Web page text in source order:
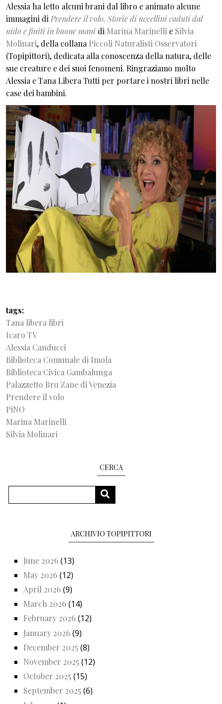
Alessia ha letto alcuni brani dal libro e animato alcune
immagini di Prendere il volo. Storie di uccellini caduti dal
nido e finiti in buone mani di Marina Marinelli e Silvia
Molinari, della collana Piccoli Naturalisti Osservatori
(Topipittori), dedicata alla conoscenza della natura, delle
sue creature e dei suoi fenomeni. Ringraziamo molto
Alessia e Tana Libera Tutti per portare i nostri libri nelle
case dei bambini.
tags
Tana libera libri
Icaro TV
Alessia Canducci
Biblioteca Comunale di Imola
Biblioteca Civica Gambalunga
Palazzetto Bru Zane di Venezia
Prendere il volo
PiNO
Marina Marinelli
Silvia Molinari
CERCA
SEARCH
ARCHIVIO TOPIPITTORI
June 2026 (13)
May 2026 (12)
April 2026 (9)
March 2026 (14)
February 2026 (12)
January 2026 (9)
December 2025 (8)
November 2025 (12)
October 2025 (15)
September 2025 (6)